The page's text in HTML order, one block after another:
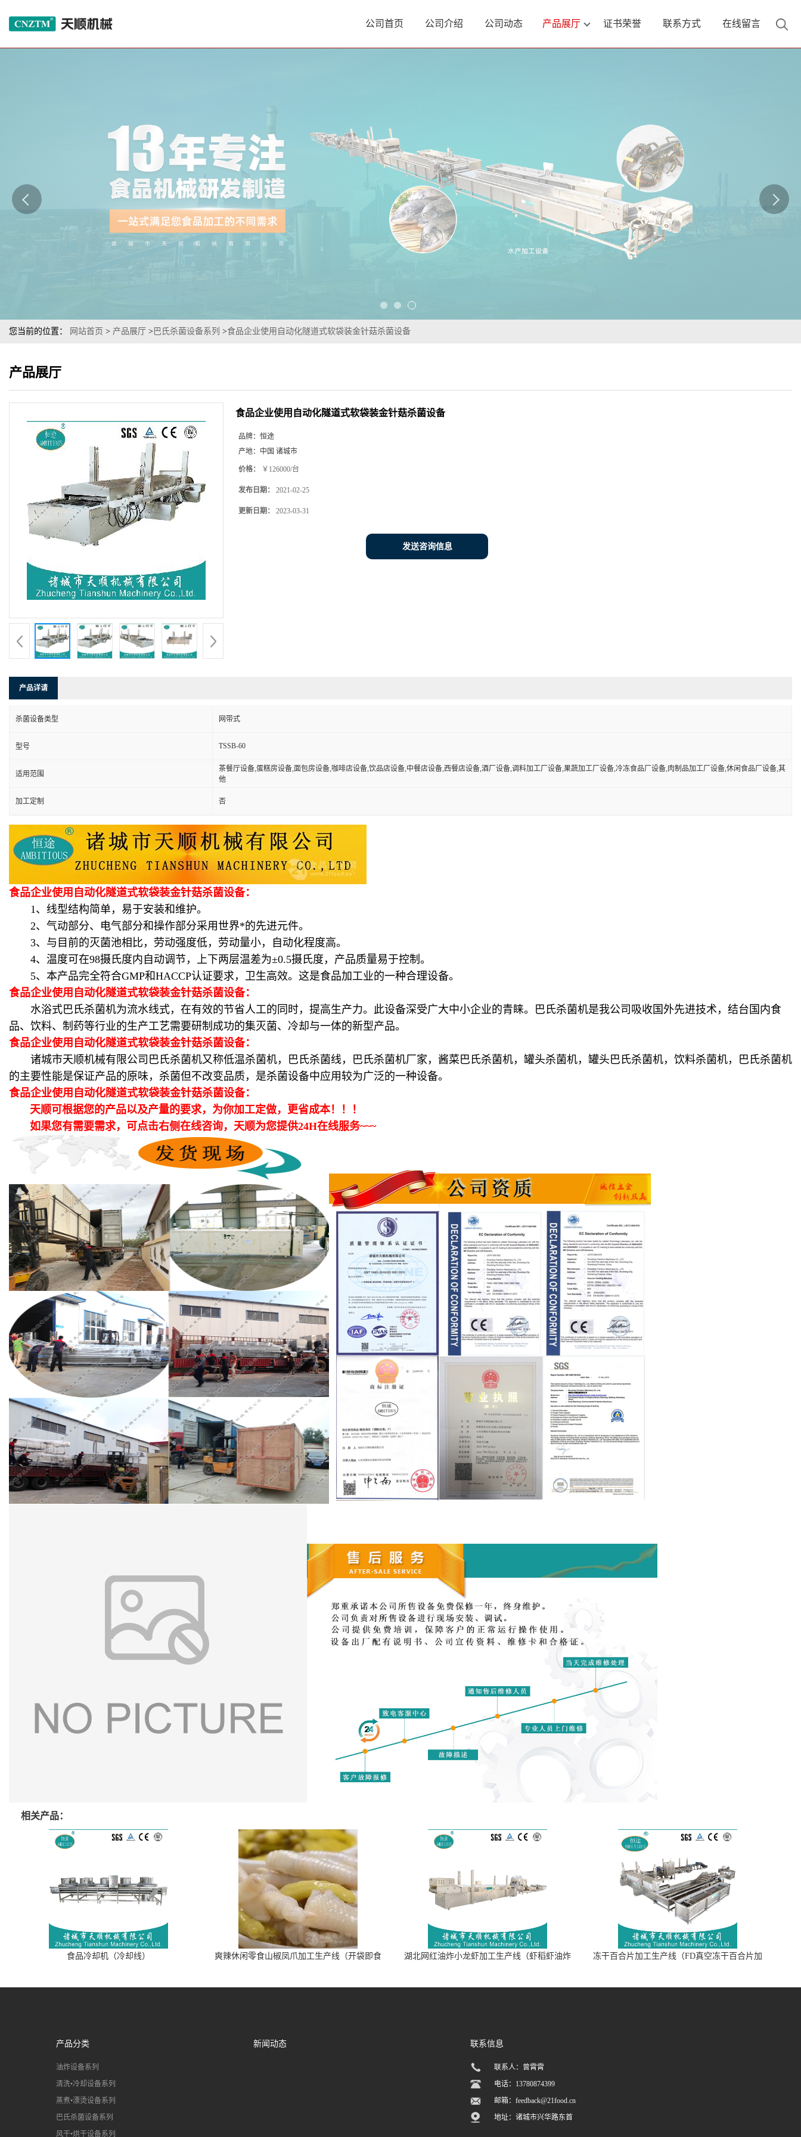
公司首页 公司介绍 公司动态 产品展厅 证书荣誉 联系方式 在线留言
您当前的位置： 网站首页 > 产品展厅 > 巴氏杀菌设备系列 >食品企业使用自动化隧道式软袋装金针菇杀菌设备
产品展厅
食品企业使用自动化隧道式软袋装金针菇杀菌设备
品牌： 恒途
产地： 中国 诸城市
价格： ￥126000/台
发布日期： 2021-02-25
更新日期： 2023-03-31
发送咨询信息
产品详请
杀菌设备类型 网带式
型号 TSSB-60
适用范围
茶餐厅设备,蛋糕房设备,面包房设备,咖啡店设备,饮品店设备,中餐店设备,西餐店设备,酒厂设备,调料加工厂设备,果蔬加工厂设备,冷冻食品厂设备,肉制品加工厂设备,休闲食品厂设备,其
他
加工定制 否
食品企业使用自动化隧道式软袋装金针菇杀菌设备：
1、线型结构简单，易于安装和维护。
2、气动部分、电气部分和操作部分采用世界*的先进元件。
3、与目前的灭菌池相比，劳动强度低，劳动量小，自动化程度高。
4、温度可在98摄氏度内自动调节，上下两层温差为±0.5摄氏度，产品质量易于控制。
5、本产品完全符合GMP和HACCP认证要求，卫生高效。这是食品加工业的一种合理设备。
食品企业使用自动化隧道式软袋装金针菇杀菌设备：
水浴式巴氏杀菌机为流水线式，在有效的节省人工的同时，提高生产力。此设备深受广大中小企业的青睐。巴氏杀菌机是我公司吸收国外先进技术，结台国内食
品、饮料、制药等行业的生产工艺需要研制成功的集灭菌、冷却与一体的新型产品。
食品企业使用自动化隧道式软袋装金针菇杀菌设备：
诸城市天顺机械有限公司巴氏杀菌机又称低温杀菌机，巴氏杀菌线，巴氏杀菌机厂家，酱菜巴氏杀菌机，罐头杀菌机，罐头巴氏杀菌机，饮料杀菌机，巴氏杀菌机
的主要性能是保证产品的原味，杀菌但不改变品质，是杀菌设备中应用较为广泛的一种设备。
食品企业使用自动化隧道式软袋装金针菇杀菌设备：
天顺可根据您的产品以及产量的要求，为你加工定做，更省成本！！！
如果您有需要需求，可点击右侧在线咨询，天顺为您提供24H在线服务~~~
相关产品：
食品冷却机（冷却线）
爽辣休闲零食山椒凤爪加工生产线（开袋即食
湖北网红油炸小龙虾加工生产线（虾稻虾油炸
冻干百合片加工生产线（FD真空冻干百合片加
产品分类
油炸设备系列
清洗•冷却设备系列
蒸煮•漂烫设备系列
巴氏杀菌设备系列
风干•烘干设备系列
新闻动态 联系信息
联系人：曾霄霄
电话：13780874399
邮箱：feedback@21food.cn
地址：诸城市兴华路东首